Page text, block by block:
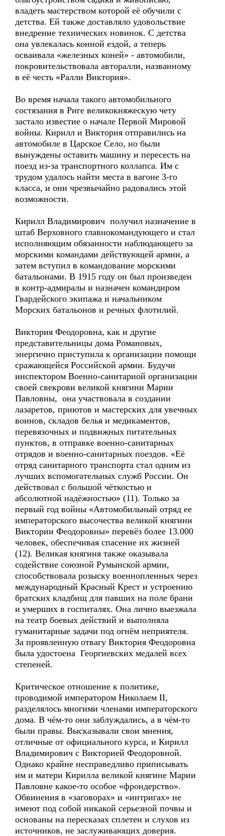
владеть мастерством которой её обучили с
детства. Ей также доставляло удовольствие
внедрение технических новинок. С детства
она увлекалась конной ездой, а теперь
осваивала «железных коней» - автомобили,
покровительствовала авторалли, названному
в её честь «Ралли Виктория».
Во время начала такого автомобильного
состязания в Риге великокняжескую чету
застало известие о начале Первой Мировой
войны. Кирилл и Виктория отправились на
автомобиле в Царское Село, но были
вынуждены оставить машину и пересесть на
поезд из-за транспортного коллапса. Им с
трудом удалось найти места в вагоне 3-го
класса, и они чрезвычайно радовались этой
возможности.
Кирилл Владимирович получил назначение в
штаб Верховного главнокомандующего и стал
исполняющим обязанности наблюдающего за
морскими командами действующей армии, а
затем вступил в командование морскими
батальонами. В 1915 году он был произведен
в контр-адмиралы и назначен командиром
Гвардейского экипажа и начальником
Морских батальонов и речных флотилий.
Виктория Феодоровна, как и другие
представительницы дома Романовых,
энергично приступила к организации помощи
сражающейся Российской армии. Будучи
инспектором Военно-санитарной организации
своей свекрови великой княгини Марии
Павловны, она участвовала в создании
лазаретов, приютов и мастерских для увечных
воинов, складов белья и медикаментов,
перевязочных и подвижных питательных
пунктов, в отправке военно-санитарных
отрядов и военно-санитарных поездов. «Её
отряд санитарного транспорта стал одним из
лучших вспомогательных служб России. Он
действовал с большой чёткостью и
абсолютной надёжностью» (11). Только за
первый год войны «Автомобильный отряд ее
императорского высочества великой княгини
Виктории Феодоровны» перевёз более 13.000
человек, обеспечивая спасение их жизней
(12). Великая княгиня также оказывала
содействие союзной Румынской армии,
способствовала розыску военнопленных через
международный Красный Крест и устроению
братских кладбищ для павших на поле брани
и умерших в госпиталях. Она лично выезжала
на театр боевых действий и выполняла
гуманитарные задачи под огнём неприятеля.
За проявленную отвагу Виктория Феодоровна
была удостоена Георгиевских медалей всех
степеней.
Критическое отношение к политике,
проводимой императором Николаем II,
разделялось многими членами императорского
дома. В чём-то они заблуждались, а в чём-то
были правы. Высказывали свои мнения,
отличные от официального курса, и Кирилл
Владимирович с Викторией Феодоровной.
Однако крайне несправедливо приписывать
им и матери Кирилла великой княгине Марии
Павловне какое-то особое «фрондерство».
Обвинения в «заговорах» и «интригах» не
имеют под собой никакой серьезной почвы и
основаны на пересказах сплетен и слухов из
источников, не заслуживающих доверия.